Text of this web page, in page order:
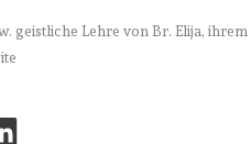
geistliche Lehre von Br. Elija, ihrem